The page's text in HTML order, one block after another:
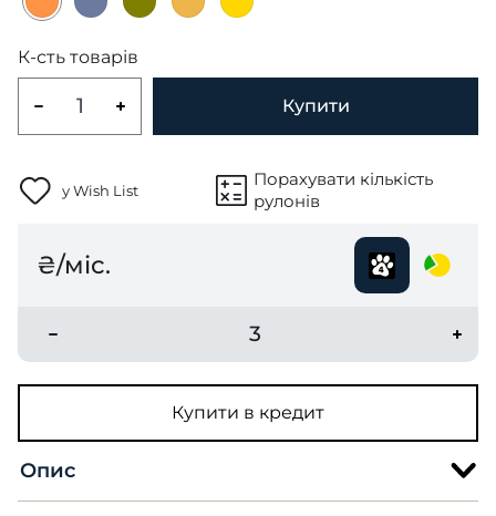
К-сть товарів
Купити
у Wish List
Порахувати кількість
рулонів
₴/міс.
3
Купити в кредит
Опис